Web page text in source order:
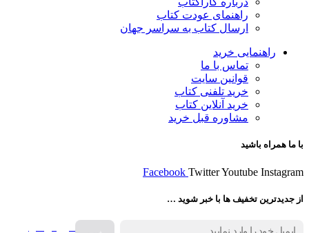
راهنمای عودت کتاب
ارسال کتاب به سراسر جهان
راهنمایی خرید
تماس با ما
قوانین سایت
خرید تلفنی کتاب
خرید آنلاین کتاب
مشاوره قبل خرید
با ما همراه باشید
Facebook TwitterYoutube Instagram
از جدیدترین تخفیف ها با خبر شوید …
فروش انواع